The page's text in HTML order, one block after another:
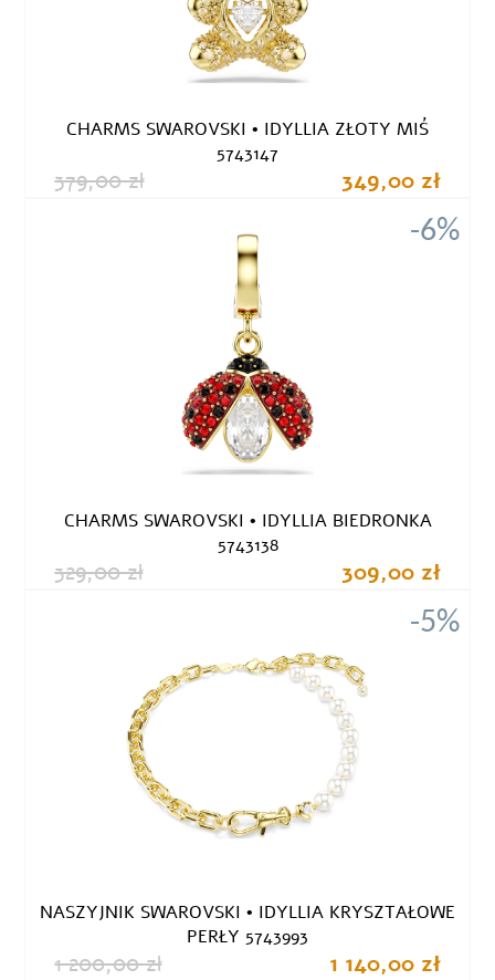
CHARMS SWAROVSKI • IDYLLIA ZŁOTY MIŚ
5743147
379,00 zł 349,00 zł
-6%
CHARMS SWAROVSKI • IDYLLIA BIEDRONKA
5743138
329,00 zł 309,00 zł
-5%
NASZYJNIK SWAROVSKI • IDYLLIA KRYSZTAŁOWE
PERŁY 5743993
1 200,00 zł 1 140,00 zł